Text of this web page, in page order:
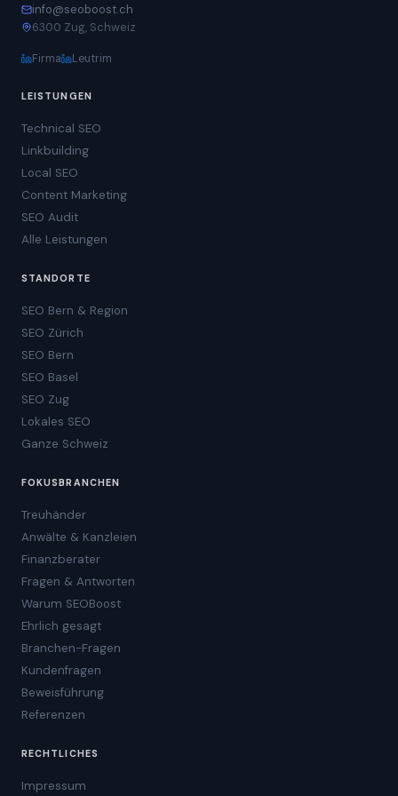
info@seoboost.ch
6300 Zug, Schweiz
Firma Leutrim
LEISTUNGEN
Technical SEO
Linkbuilding
Local SEO
Content Marketing
SEO Audit
Alle Leistungen
STANDORTE
SEO Bern & Region
SEO Zürich
SEO Bern
SEO Basel
SEO Zug
Lokales SEO
Ganze Schweiz
FOKUSBRANCHEN
Treuhänder
Anwälte & Kanzleien
Finanzberater
Fragen & Antworten
Warum SEOBoost
Ehrlich gesagt
Branchen-Fragen
Kundenfragen
Beweisführung
Referenzen
RECHTLICHES
Impressum